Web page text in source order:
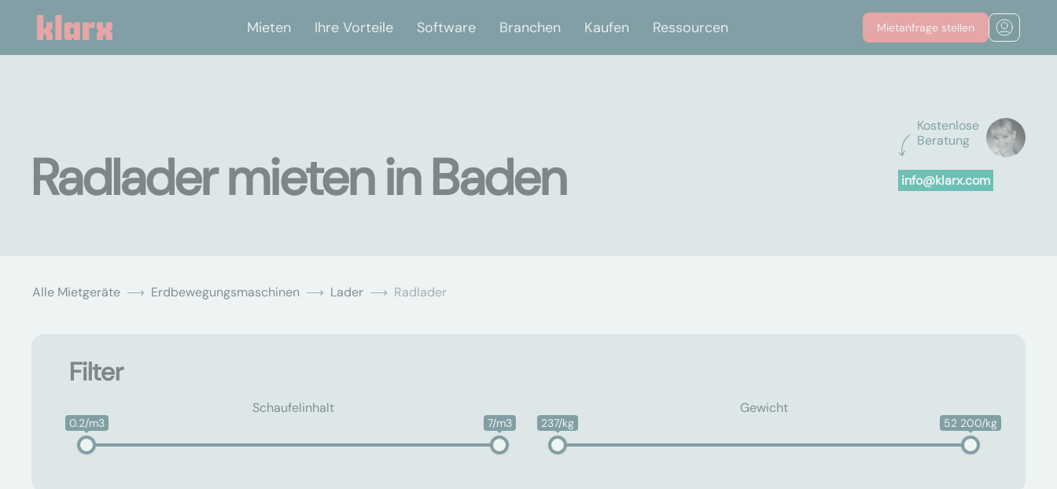
Mieten Ihre Vorteile Software Branchen Kaufen Ressourcen Mietanfrage stellen
Kostenlose
Beratung
info@klarx.com
Radlader mieten in Baden
Alle Mietgeräte Erdbewegungsmaschinen Lader Radlader
Filter
Schaufelinhalt
0.2/m3 7/m3
Gewicht
237/kg 52 200/kg